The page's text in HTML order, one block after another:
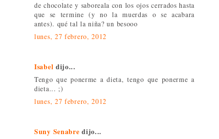
de chocolate y saboreala con los ojos cerrados hasta
que se termine (y no la muerdas o se acabara
antes). qué tal la niña? un besooo
lunes, 27 febrero, 2012
Isabel dijo...
Tengo que ponerme a dieta, tengo que ponerme a
dieta... ;)
lunes, 27 febrero, 2012
Suny Senabre dijo...